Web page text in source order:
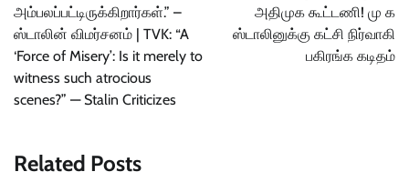
அம்பலப்பட்டிருக்கிறார்கள்.” –
ஸ்டாலின் விமர்சனம் | TVK: “A
‘Force of Misery’: Is it merely to
witness such atrocious
scenes?” — Stalin Criticizes
அதிமுக கூட்டணி! மு க
ஸ்டாலினுக்கு கட்சி நிர்வாகி
பகிரங்க‌ கடிதம்
Related Posts